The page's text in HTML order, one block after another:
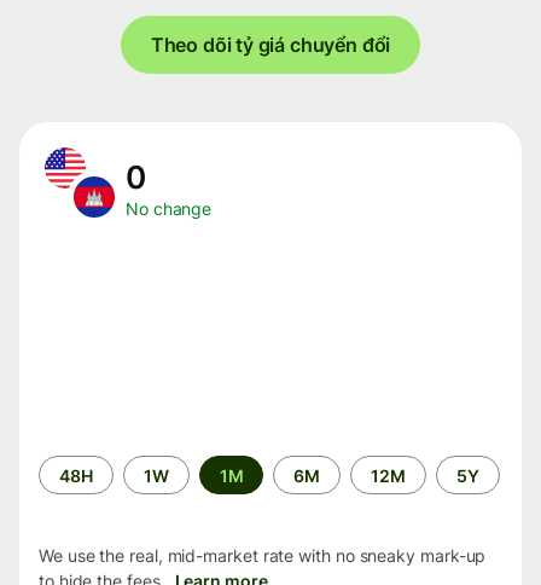
Theo dõi tỷ giá chuyển đổi
0
No change
Time
period
48H 1W 1M 6M 12M 5Y
We use the real, mid-market rate with no sneaky mark-up